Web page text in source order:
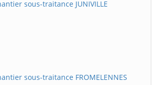
sous-traitance JUNIVILLE
sous-traitance FROMELENNES